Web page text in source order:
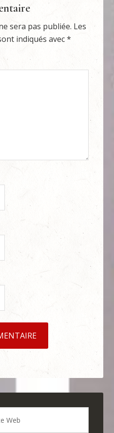
sera pas publiée. Les
indiqués avec*